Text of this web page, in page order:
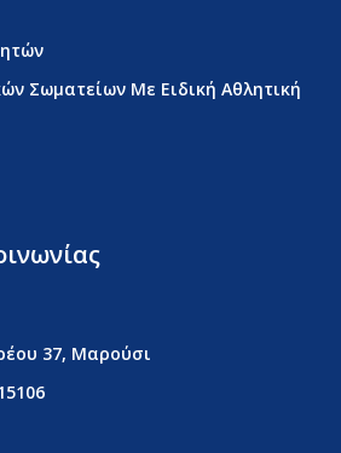
37, Μαρούσι
Σωματείων Με Ειδική Αθλητική